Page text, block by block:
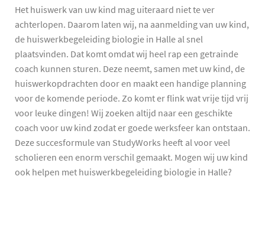
Het huiswerk van uw kind mag uiteraard niet te ver
achterlopen. Daarom laten wij, na aanmelding van uw kind,
de huiswerkbegeleiding biologie in Halle al snel
plaatsvinden. Dat komt omdat wij heel rap een getrainde
coach kunnen sturen. Deze neemt, samen met uw kind, de
huiswerkopdrachten door en maakt een handige planning
voor de komende periode. Zo komt er flink wat vrije tijd vrij
voor leuke dingen! Wij zoeken altijd naar een geschikte
coach voor uw kind zodat er goede werksfeer kan ontstaan.
Deze succesformule van StudyWorks heeft al voor veel
scholieren een enorm verschil gemaakt. Mogen wij uw kind
ook helpen met huiswerkbegeleiding biologie in Halle?